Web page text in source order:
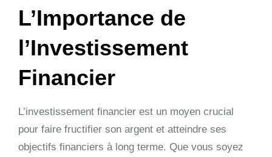
L’Importance de
l’Investissement
Financier
L’investissement financier est un moyen crucial
pour faire fructifier son argent et atteindre ses
objectifs financiers à long terme. Que vous soyez